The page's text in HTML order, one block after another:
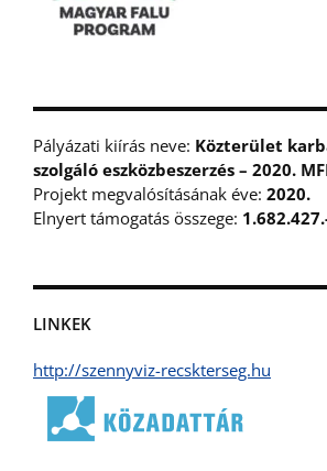
Pályázati kiírás neve: Közterület
szolgáló eszközbeszerzés – 2020.
Projekt megvalósításának éve: 2020.
Elnyert támogatás összege:
LINKEK
http://szennyviz-recskterseg.hu